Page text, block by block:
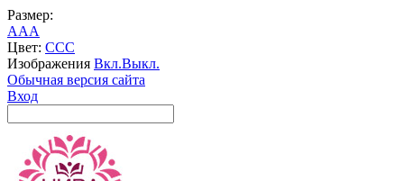
Размер:
AAA
Цвет: CCC
Изображения Вкл.Выкл.
Обычная версия сайта
Вход